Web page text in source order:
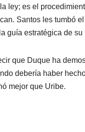
ley; es el
Santos les tumbó
guía estratégica de su
que Duque ha
debería haber
mejor que Uribe.